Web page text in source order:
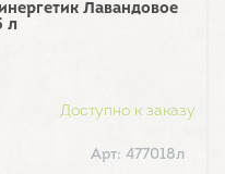
Лавандовое
л
Доступно к заказу
Арт: 477018л